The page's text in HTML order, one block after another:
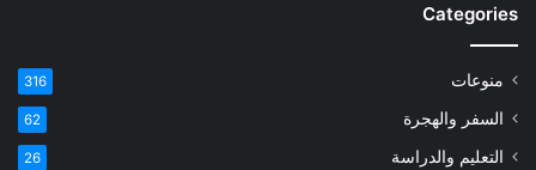
Categories
منوعات 316
السفر والهجرة 62
التعليم والدراسة 26